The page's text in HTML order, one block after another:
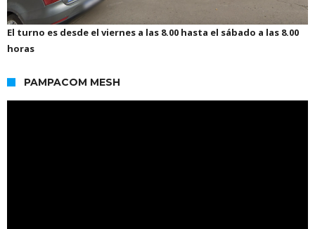
El turno es desde el viernes a las 8.00 hasta el sábado a las 8.00
horas
PAMPACOM MESH